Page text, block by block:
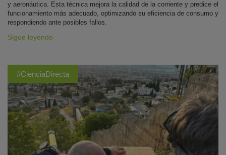
y aeronáutica. Esta técnica mejora la calidad de la corriente y predice el
funcionamiento más adecuado, optimizando su eficiencia de consumo y
respondiendo ante posibles fallos.
Sigue leyendo
#CienciaDirecta